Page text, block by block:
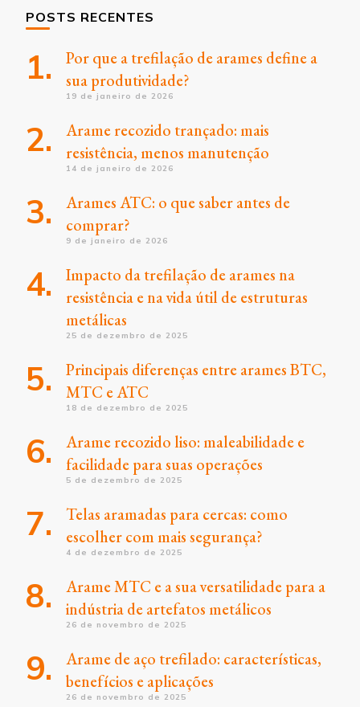
POSTS RECENTES
Por que a trefilação de arames define a
sua produtividade?
19 de janeiro de 2026
Arame recozido trançado: mais
resistência, menos manutenção
14 de janeiro de 2026
Arames ATC: o que saber antes de
comprar?
9 de janeiro de 2026
Impacto da trefilação de arames na
resistência e na vida útil de estruturas
metálicas
25 de dezembro de 2025
Principais diferenças entre arames BTC,
MTC e ATC
18 de dezembro de 2025
Arame recozido liso: maleabilidade e
facilidade para suas operações
5 de dezembro de 2025
Telas aramadas para cercas: como
escolher com mais segurança?
4 de dezembro de 2025
Arame MTC e a sua versatilidade para a
indústria de artefatos metálicos
26 de novembro de 2025
Arame de aço trefilado: características,
benefícios e aplicações
26 de novembro de 2025